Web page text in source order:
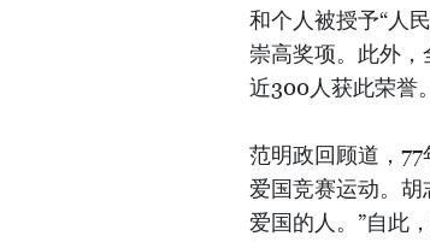
和个人被授予“人
崇高奖项。此外
近300人获此荣誉。
范明政回顾道，
爱国竞赛运动。
爱国的人。”自此